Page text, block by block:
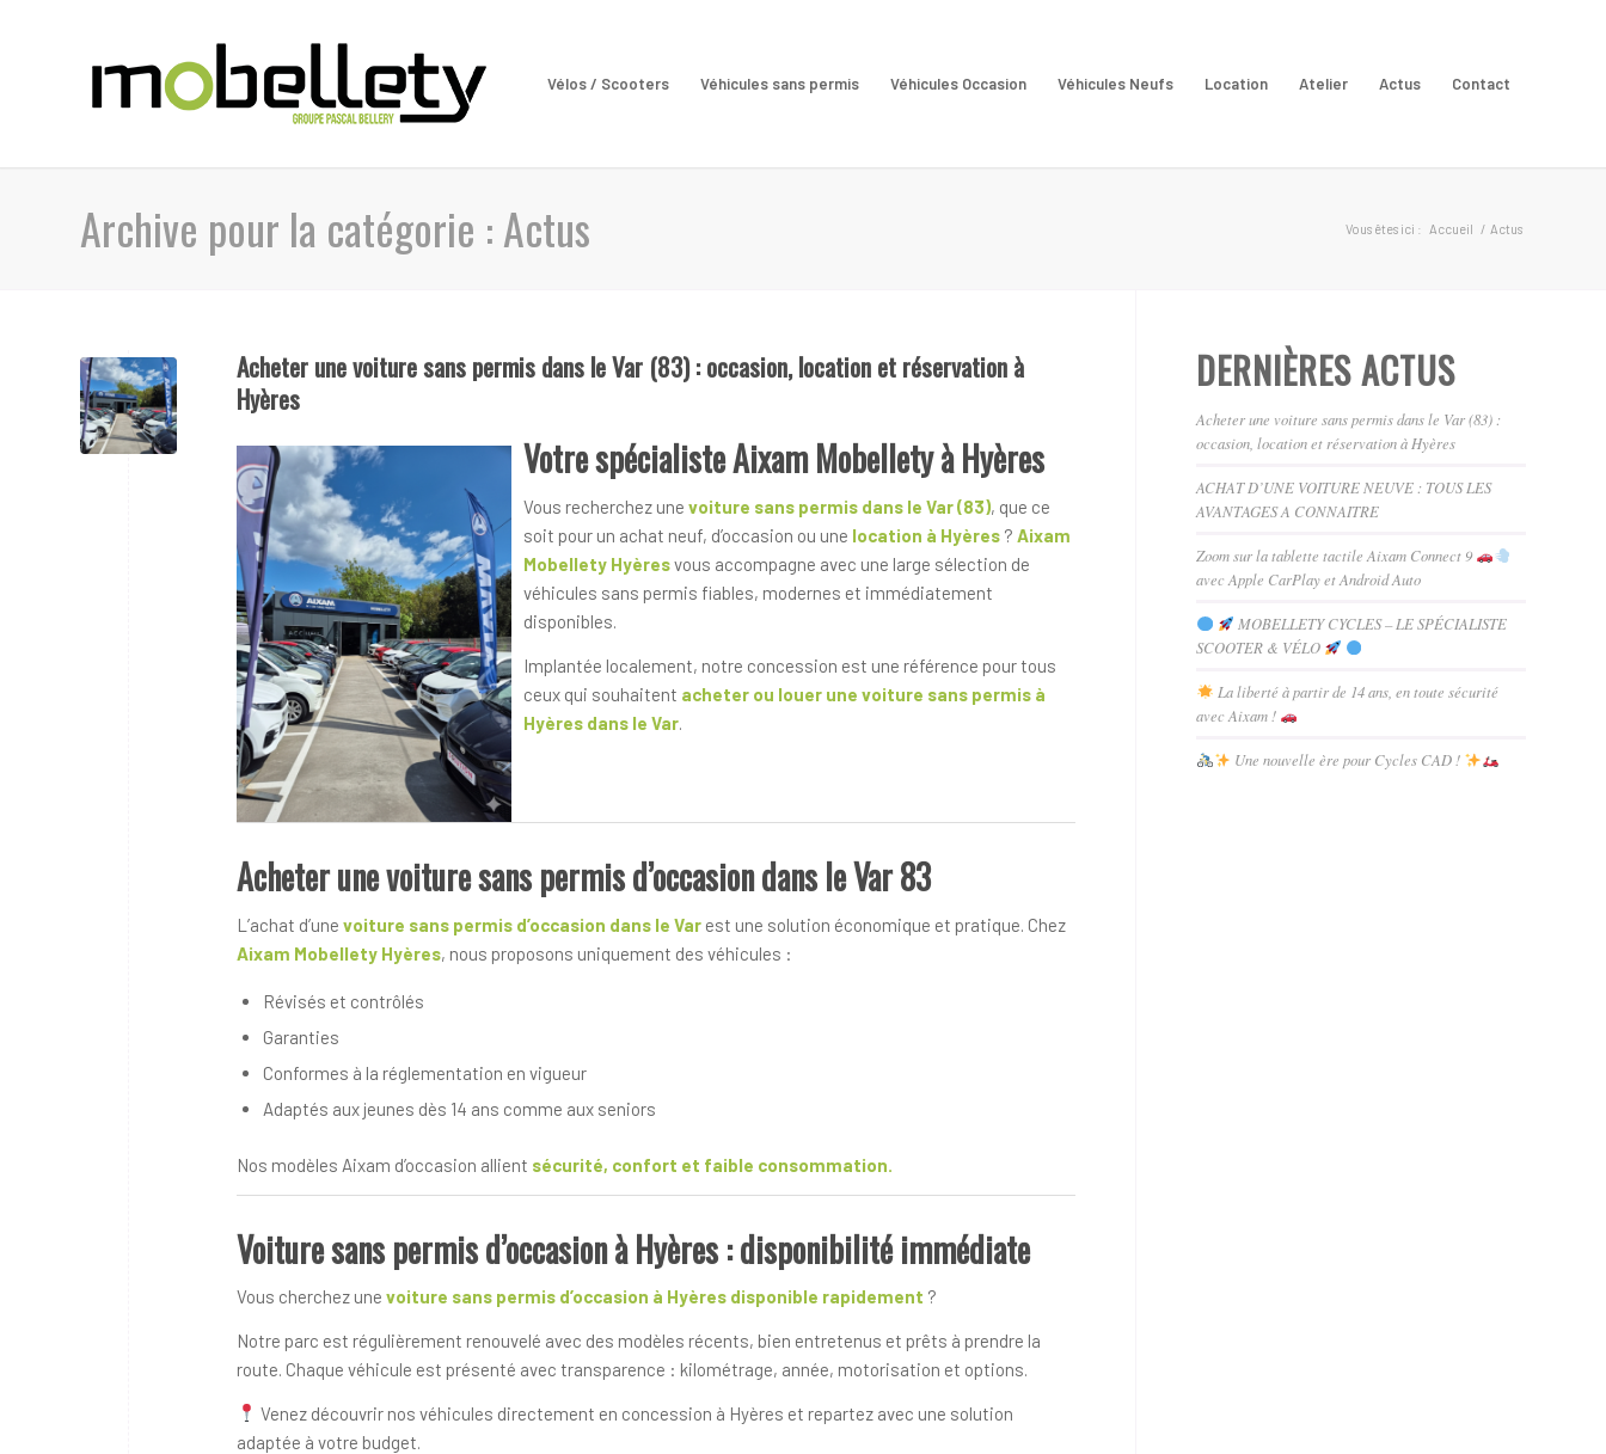
Vélos / Scooters Véhicules sans permis Véhicules Occasion Véhicules Neufs Location Atelier Actus Contact
Archive pour la catégorie : Actus Vous êtes ici : Accueil / Actus
Acheter une voiture sans permis dans le Var (83) : occasion, location et réservation à
Hyères
Votre spécialiste Aixam Mobellety à Hyères
Vous recherchez une voiture sans permis dans le Var (83), que ce
soit pour un achat neuf, d’occasion ou une location à Hyères ? Aixam
Mobellety Hyèresvous accompagne avec une large sélection de
véhicules sans permis fiables, modernes et immédiatement
disponibles.
Implantée localement, notre concession est une référence pour tous
ceux qui souhaitent acheter ou louer une voiture sans permis à
Hyères dans le Var
Acheter une voiture sans permis d’occasion dans le Var 83
L’achat d’une voiture sans permis d’occasion dans le Var est une solution économique et pratique. Chez
Aixam Mobellety Hyères, nous proposons uniquement des véhicules :
Révisés et contrôlés
Garanties
Conformes à la réglementation en vigueur
Adaptés aux jeunes dès 14 ans comme aux seniors
Nos modèles Aixam d’occasion allient sécurité, confort et faible consommation.
Voiture sans permis d’occasion à Hyères : disponibilité immédiate
Vous cherchez une voiture sans permis d’occasion à Hyères disponible rapidement ?
Notre parc est régulièrement renouvelé avec des modèles récents, bien entretenus et prêts à prendre la
route. Chaque véhicule est présenté avec transparence : kilométrage, année, motorisation et options.
Venez découvrir nos véhicules directement en concession à Hyères et repartez avec une solution
adaptée à votre budget.
DERNIÈRES ACTUS
Acheter une voiture sans permis dans le Var (83) :
occasion, location et réservation à Hyères
ACHAT D’UNE VOITURE NEUVE : TOUS LES
AVANTAGES A CONNAITRE
Zoom sur la tablette tactile Aixam Connect 9
avec Apple CarPlay et Android Auto
MOBELLETY CYCLES – LE SPÉCIALISTE
SCOOTER & VÉLO
La liberté à partir de 14 ans, en toute sécurité
avec Aixam !
Une nouvelle ère pour Cycles CAD !